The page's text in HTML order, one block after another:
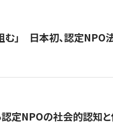
む」 日本初、認定NPO
定NPOの社会的認知